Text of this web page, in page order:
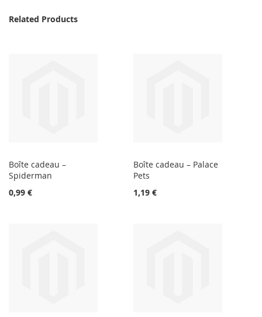
Related Products
Boîte cadeau –
Spiderman
0,99 €
Boîte cadeau – Palace
Pets
1,19 €